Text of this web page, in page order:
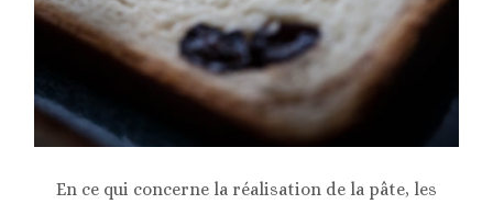
En ce qui concerne la réalisation de la pâte, les